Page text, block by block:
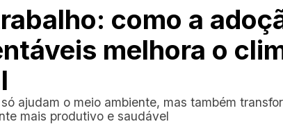
como a
melhora o
ajudam o meio ambiente, mas também
mais produtivo e saudável